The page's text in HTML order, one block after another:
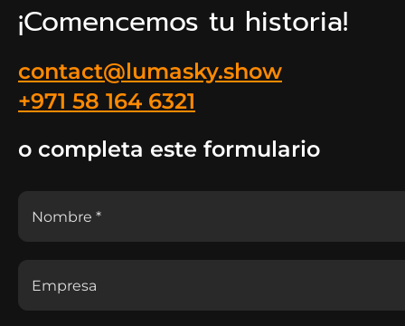
¡Comencemos tu historia!
contact@lumasky.show
+971 58 164 6321
o completa este formulario